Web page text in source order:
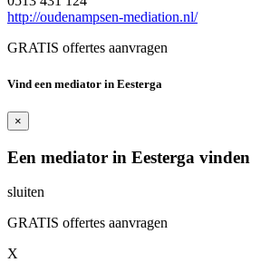
http://oudenampsen-mediation.nl/
GRATIS offertes aanvragen
Vind een mediator in Eesterga
×
Een mediator in Eesterga vinden
sluiten
GRATIS offertes aanvragen
X